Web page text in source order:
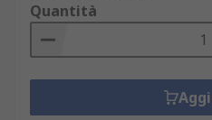
Quantità